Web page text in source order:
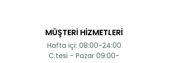
MÜŞTERİ HİZMETLERİ
Hafta içi: 08:00-24:00
C.tesi - Pazar 09:00-